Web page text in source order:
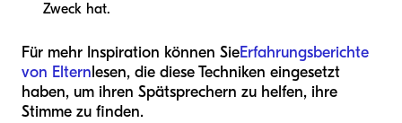
Zweck hat.
Für mehr Inspiration können SieErfahrungsberichte
von Elternlesen, die diese Techniken eingesetzt
haben, um ihren Spätsprechern zu helfen, ihre
Stimme zu finden.